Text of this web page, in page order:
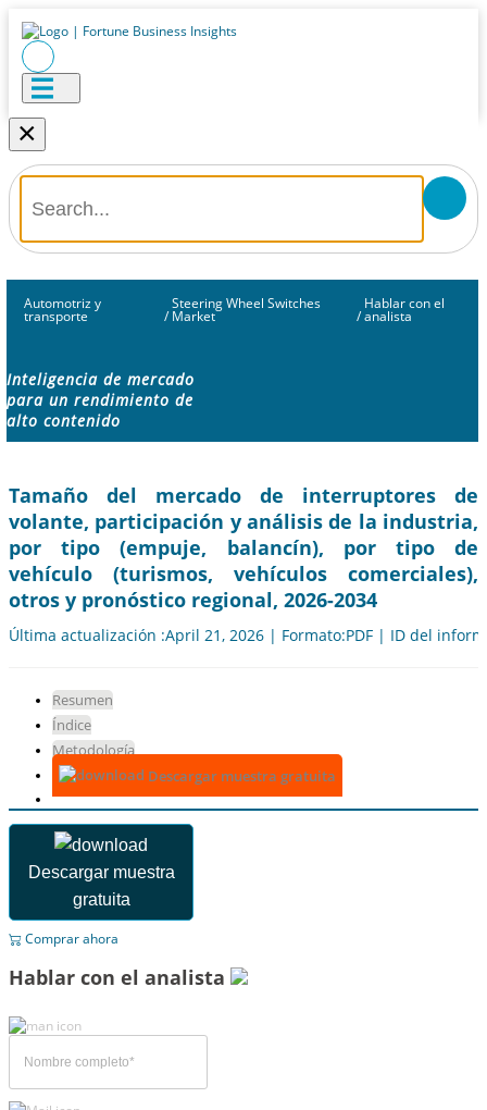
×
Automotriz y
transporte /
Steering Wheel Switches
Market /
Hablar con el
analista
Inteligencia de mercado
para un rendimiento de
alto contenido
Tamaño del mercado de interruptores de
volante, participación y análisis de la industria,
por tipo (empuje, balancín), por tipo de
vehículo (turismos, vehículos comerciales),
otros y pronóstico regional, 2026-2034
Última actualización :April 21, 2026 | Formato:PDF | ID del
Resumen
Índice
Metodología
Descargar muestra gratuita
Descargar muestra
gratuita
Comprar ahora
Hablar con el analista